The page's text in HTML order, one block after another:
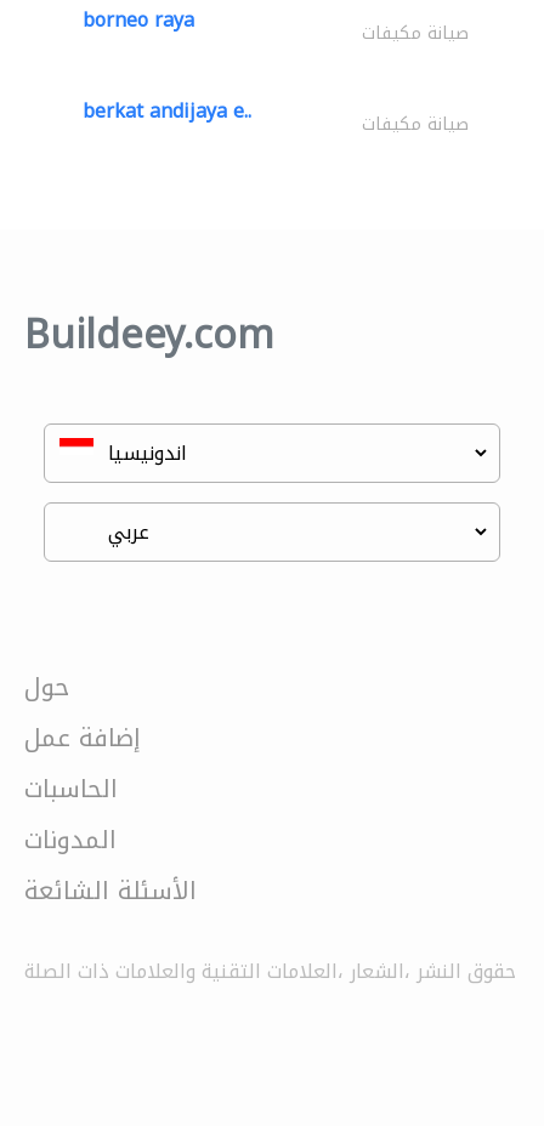
borneo raya صيانة مكيفات
berkat andijaya e.. صيانة مكيفات
Buildeey.com
حول
إضافة عمل
الحاسبات
المدونات
الأسئلة الشائعة
حقوق النشر ،الشعار ،العلامات التقنية والعلامات ذات الصلة